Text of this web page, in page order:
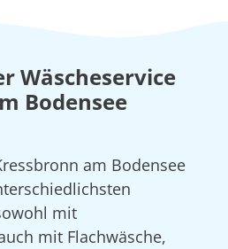
Wäscheservice
Bodensee
am Bodensee
mit
mit Flachwäsche,